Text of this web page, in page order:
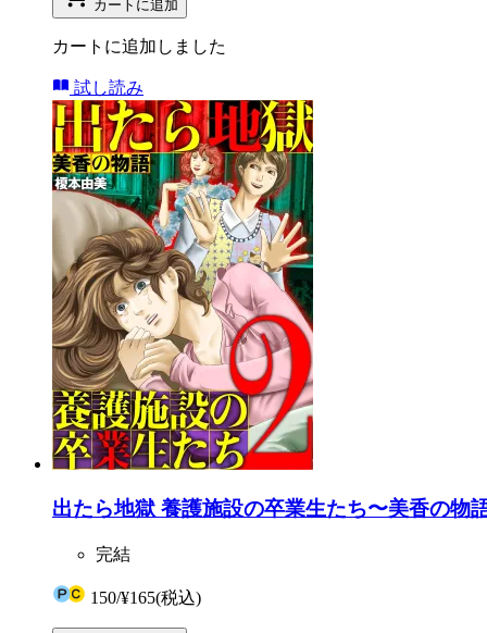
カートに追加
カートに追加しました
試し読み
出たら地獄 養護施設の卒業生たち〜美香の物
完結
150/¥165(税込)